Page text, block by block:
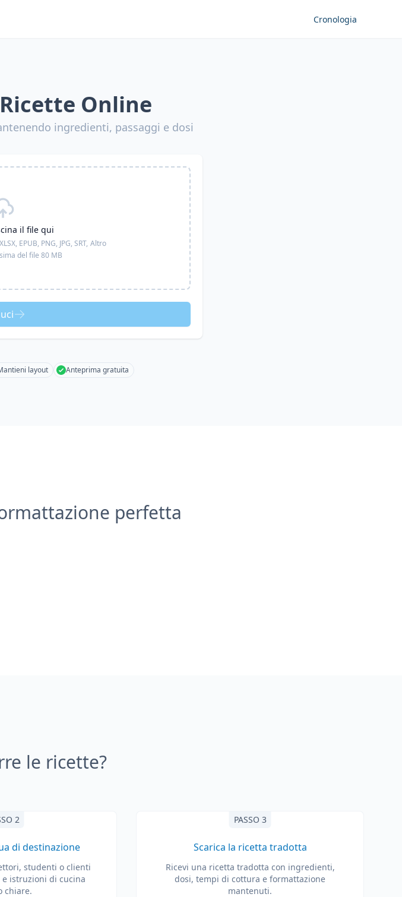
Cronologia
Online
ingredienti, passaggi e dosi
il file qui
EPUB, PNG, JPG, SRT, Altro
del file 80 MB
layout Anteprima gratuita
perfetta
le ricette?
2
di destinazione
studenti o clienti
istruzioni di cucina
chiare.
PASSO 3
Scarica la ricetta tradotta
Ricevi una ricetta tradotta con ingredienti,
dosi, tempi di cottura e formattazione
mantenuti.